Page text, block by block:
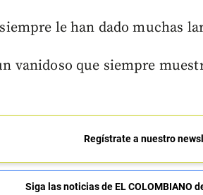
le han dado muchas
vanidoso que siempre
Regístrate a nuestro
Siga las noticias de EL COLOMBIANO